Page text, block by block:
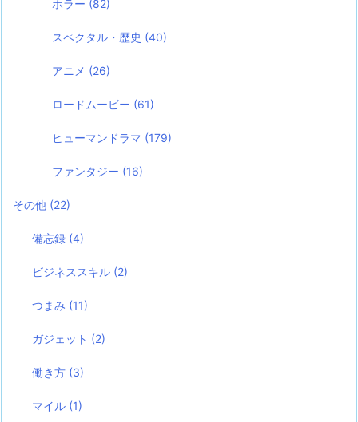
ホラー (82)
スペクタル・歴史 (40)
アニメ (26)
ロードムービー (61)
ヒューマンドラマ (179)
ファンタジー (16)
その他 (22)
備忘録 (4)
ビジネススキル (2)
つまみ (11)
ガジェット (2)
働き方 (3)
マイル (1)